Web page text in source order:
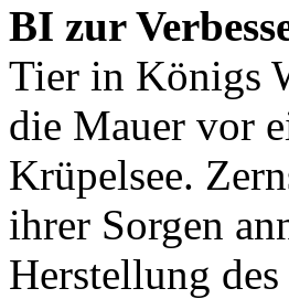
BI zur
Tier in Königs
die Mauer vor
Krüpelsee.
ihrer Sorgen
Herstellung